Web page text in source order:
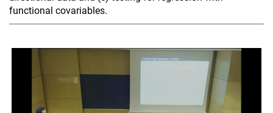
functional covariables.